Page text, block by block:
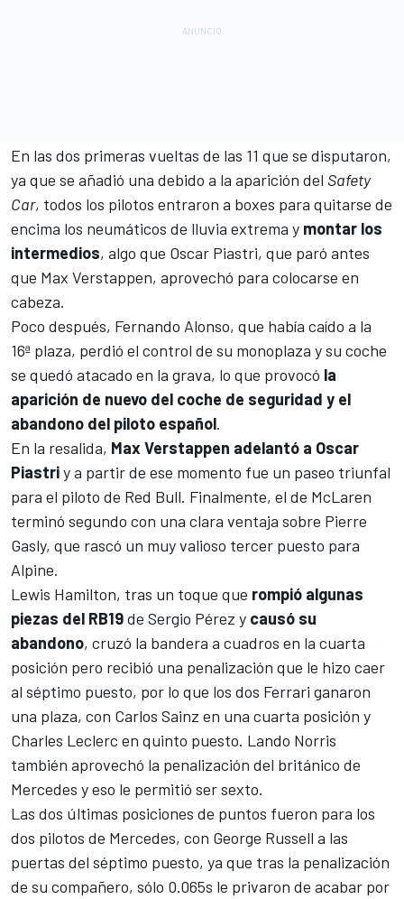
En las dos primeras vueltas de las 11 que se disputaron,
ya que se añadió una debido a la aparición del Safety
Car, todos los pilotos entraron a boxes para quitarse de
encima los neumáticos de lluvia extrema y montar los
intermedios, algo que Oscar Piastri, que paró antes
que Max Verstappen, aprovechó para colocarse en
cabeza.
Poco después, Fernando Alonso, que había caído a la
16ª plaza, perdió el control de su monoplaza y su coche
se quedó atacado en la grava, lo que provocó la
aparición de nuevo del coche de seguridad y el
abandono del piloto español.
En la resalida, Max Verstappen adelantó a Oscar
Piastriy a partir de ese momento fue un paseo triunfal
para el piloto de Red Bull. Finalmente, el de McLaren
terminó segundo con una clara ventaja sobre Pierre
Gasly, que rascó un muy valioso tercer puesto para
Alpine.
Lewis Hamilton, tras un toque que rompió algunas
piezas del RB19de Sergio Pérez y causó su
abandono, cruzó la bandera a cuadros en la cuarta
posición pero recibió una penalización que le hizo caer
al séptimo puesto, por lo que los dos Ferrari ganaron
una plaza, con Carlos Sainz en una cuarta posición y
Charles Leclerc en quinto puesto. Lando Norris
también aprovechó la penalización del británico de
Mercedes y eso le permitió ser sexto.
Las dos últimas posiciones de puntos fueron para los
dos pilotos de Mercedes, con George Russell a las
puertas del séptimo puesto, ya que tras la penalización
de su compañero, sólo 0.065s le privaron de acabar por